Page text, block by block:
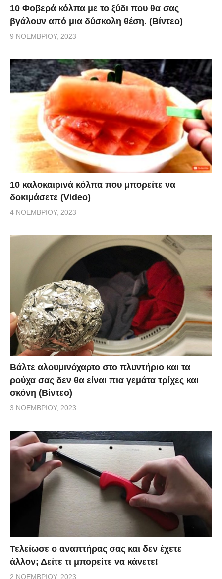
10 Φοβερά κόλπα με το ξύδι που θα σας
βγάλουν από μια δύσκολη θέση. (Βίντεο)
9 ΝΟΕΜΒΡΊΟΥ, 2023
10 καλοκαιρινά κόλπα που μπορείτε να
δοκιμάσετε (Video)
4 ΝΟΕΜΒΡΊΟΥ, 2023
Βάλτε αλουμινόχαρτο στο πλυντήριο και τα
ρούχα σας δεν θα είναι πια γεμάτα τρίχες και
σκόνη (Βίντεο)
3 ΝΟΕΜΒΡΊΟΥ, 2023
Τελείωσε ο αναπτήρας σας και δεν έχετε
άλλον; Δείτε τι μπορείτε να κάνετε!
2 ΝΟΕΜΒΡΊΟΥ, 2023